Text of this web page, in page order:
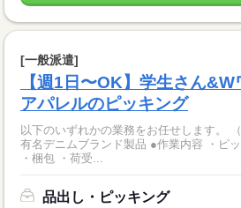
[一般派遣]
【週1日〜OK】学生さん
アパレルのピッキング
以下のいずれかの業務をお任せします。 （１）勤務地A ●取扱商品
有名デニムブランド製品 ●作業内容 ・ピッキング ・品出し ・検品
・梱包 ・荷受...
品出し・ピッキング